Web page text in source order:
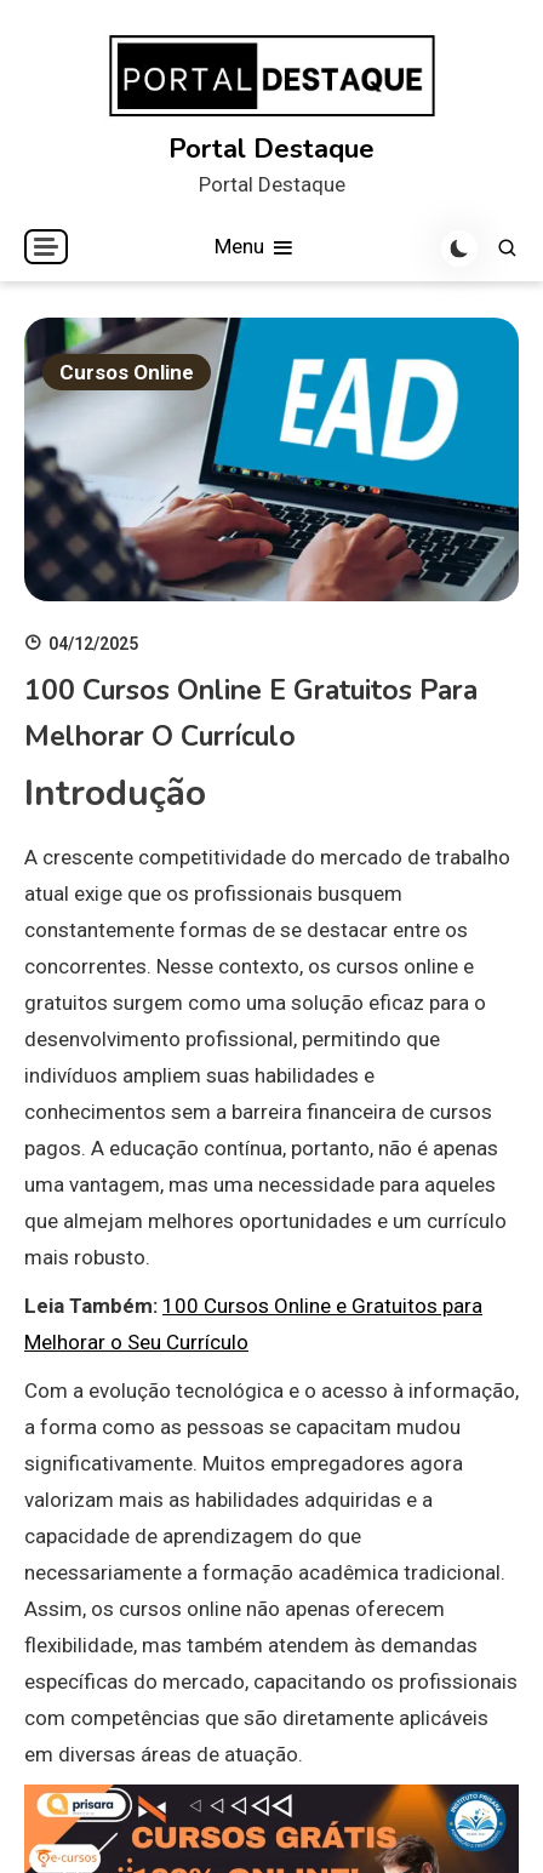
Portal Destaque
Portal Destaque
Menu
Cursos Online
04/12/2025
100 Cursos Online E Gratuitos Para
Melhorar O Currículo
Introdução
A crescente competitividade do mercado de trabalho
atual exige que os profissionais busquem
constantemente formas de se destacar entre os
concorrentes. Nesse contexto, os cursos online e
gratuitos surgem como uma solução eficaz para o
desenvolvimento profissional, permitindo que
indivíduos ampliem suas habilidades e
conhecimentos sem a barreira financeira de cursos
pagos. A educação contínua, portanto, não é apenas
uma vantagem, mas uma necessidade para aqueles
que almejam melhores oportunidades e um currículo
mais robusto.
Leia Também: 100 Cursos Online e Gratuitos para
Melhorar o Seu Currículo
Com a evolução tecnológica e o acesso à informação,
a forma como as pessoas se capacitam mudou
significativamente. Muitos empregadores agora
valorizam mais as habilidades adquiridas e a
capacidade de aprendizagem do que
necessariamente a formação acadêmica tradicional.
Assim, os cursos online não apenas oferecem
flexibilidade, mas também atendem às demandas
específicas do mercado, capacitando os profissionais
com competências que são diretamente aplicáveis
em diversas áreas de atuação.